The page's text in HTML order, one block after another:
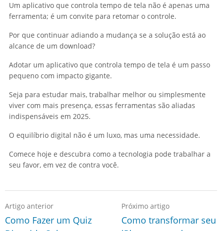
Um aplicativo que controla tempo de tela não é apenas uma
ferramenta; é um convite para retomar o controle.
Por que continuar adiando a mudança se a solução está ao
alcance de um download?
Adotar um aplicativo que controla tempo de tela é um passo
pequeno com impacto gigante.
Seja para estudar mais, trabalhar melhor ou simplesmente
viver com mais presença, essas ferramentas são aliadas
indispensáveis em 2025.
O equilíbrio digital não é um luxo, mas uma necessidade.
Comece hoje e descubra como a tecnologia pode trabalhar a
seu favor, em vez de contra você.
Artigo anterior
Como Fazer um Quiz
Próximo artigo
Como transformar seu